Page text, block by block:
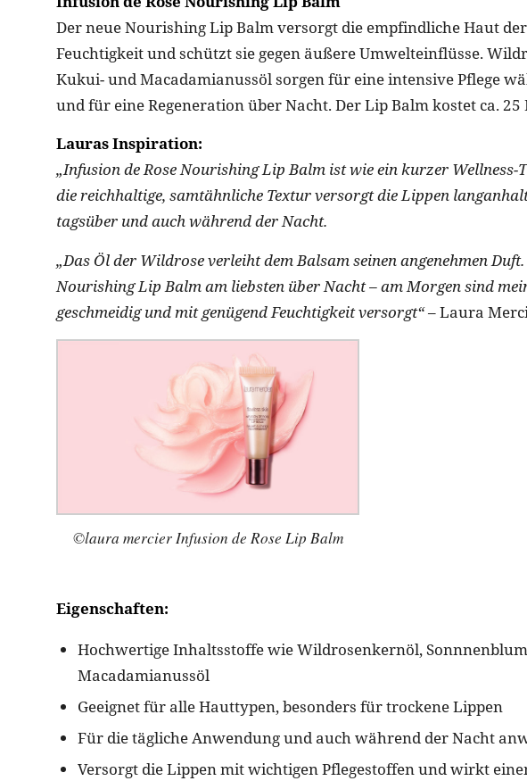
Der neue Nourishing Lip Balm versorgt die empfindliche Haut
Feuchtigkeit und schützt sie gegen äußere Umwelteinflüsse.
Kukui- und Macadamianussöl sorgen für eine intensive Pflege
und für eine Regeneration über Nacht. Der Lip Balm kostet ca. 25
Lauras Inspiration:
„Infusion de Rose Nourishing Lip Balm ist wie ein kurzer Wellness-
die reichhaltige, samtähnliche Textur versorgt die Lippen
tagsüber und auch während der Nacht.
„Das Öl der Wildrose verleiht dem Balsam seinen angenehmen
Nourishing Lip Balm am liebsten über Nacht – am Morgen sind
geschmeidig und mit genügend Feuchtigkeit versorgt“– Laura
©laura mercier Infusion de Rose Lip Balm
Eigenschaften:
Hochwertige Inhaltsstoffe wie Wildrosenkernöl,
Macadamianussöl
Geeignet für alle Hauttypen, besonders für trockene Lippen
Für die tägliche Anwendung und auch während der Nacht
Versorgt die Lippen mit wichtigen Pflegestoffen und wirkt